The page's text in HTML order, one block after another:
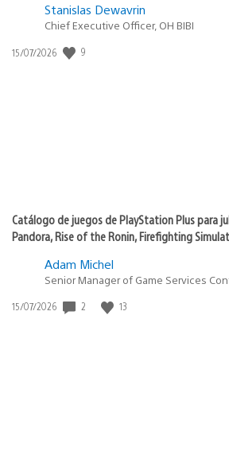
Stanislas Dewavrin
Chief Executive Officer, OH BIBI
Fecha
15/07/2026 9
Catálogo de juegos de PlayStation Plus para
Pandora, Rise of the Ronin, Firefighting
Adam Michel
Senior Manager of Game Services
Fecha
15/07/2026 2 13